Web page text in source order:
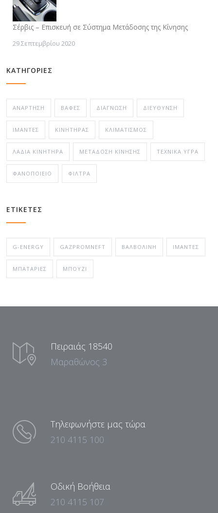
Σέρβις – Επισκευή σε Σύστημα Μετάδοσης της Κίνησης
29 Σεπτεμβρίου 2020
ΚΑΤΗΓΟΡΙΕΣ
ΑΝΆΡΤΗΣΗ ΒΑΦΈΣ ΔΙΆΓΝΩΣΗ ΔΙΕΎΘΥΝΣΗ
ΙΜΆΝΤΕΣ ΚΙΝΗΤΉΡΑΣ ΚΛΙΜΑΤΙΣΜΌΣ
ΛΆΔΙΑ ΚΙΝΗΤΉΡΑ ΜΕΤΆΔΟΣΗ ΚΊΝΗΣΗΣ ΤΕΧΝΙΚΆ ΥΓΡΆ
ΦΑΝΟΠΟΙΕΊΟ ΦΊΛΤΡΑ
ΕΤΙΚΕΤΕΣ
G-ENERGY GAZPROMNEFT ΒΑΛΒΟΛΊΝΗ ΙΜΆΝΤΕΣ
ΜΠΑΤΑΡΊΕΣ ΜΠΟΥΖΊ
Πειραιάς 18540
Μαραθώνος 3
Τηλεφωνήστε μας τώρα
210 4115 100
Οδική Βοήθεια
210 4115 107